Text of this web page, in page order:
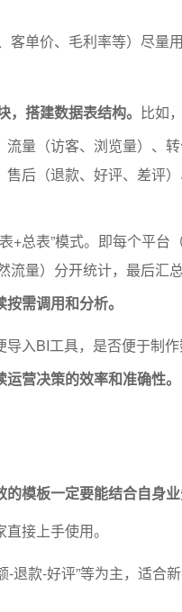
客单价、毛利率等）尽量
搭建数据表结构。 比如
量（访客、浏览量）、
后（退款、好评、差评
+总表”模式。即每个平台
流量）分开统计，最后汇
需调用和分析。
入BI工具，是否便于制
营决策的效率和准确性。
模板一定要能结合自身
接上手使用。
退款-好评”等为主，适合